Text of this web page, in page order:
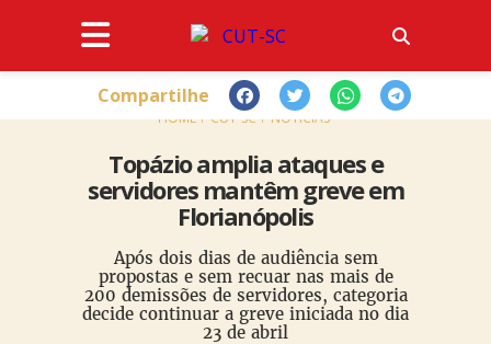
HOME CUT-SC NOTÍCIAS
Topázio amplia ataques e
servidores mantêm greve em
Florianópolis
Após dois dias de audiência sem
propostas e sem recuar nas mais de
200 demissões de servidores, categoria
decide continuar a greve iniciada no dia
23 de abril
Compartilhe